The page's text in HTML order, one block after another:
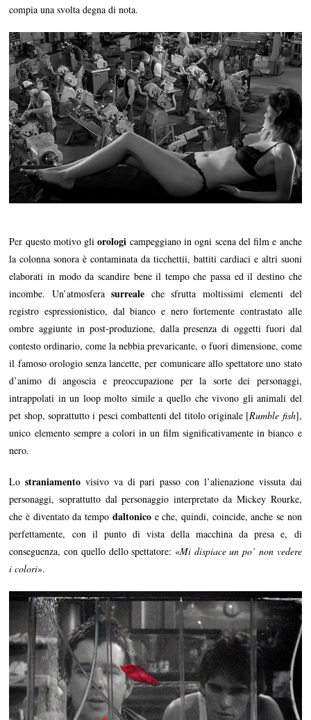
compia una svolta degna di nota.
Per questo motivo gliorologi campeggiano in ogni scena del film e anche
la colonna sonora è contaminata da ticchettii, battiti cardiaci e altri suoni
elaborati in modo da scandire bene il tempo che passa ed il destino che
incombe. Un’atmosferasurreale che sfrutta moltissimi elementi del
registro espressionistico, dal bianco e nero fortemente contrastato alle
ombre aggiunte in post-produzione, dalla presenza di oggetti fuori dal
contesto ordinario, come la nebbia prevaricante, o fuori dimensione, come
il famoso orologio senza lancette, per comunicare allo spettatore uno stato
d’animo di angoscia e preoccupazione per la sorte dei personaggi,
intrappolati in un loop molto simile a quello che vivono gli animali del
pet shop, soprattutto i pesci combattenti del titolo originale [Rumble fish],
unico elemento sempre a colori in un film significativamente in bianco e
nero.
Lostraniamento visivo va di pari passo con l’alienazione vissuta dai
personaggi, soprattutto dal personaggio interpretato da Mickey Rourke,
che è diventato da tempo daltonicoe che, quindi, coincide, anche se non
perfettamente, con il punto di vista della macchina da presa e, di
conseguenza, con quello dello spettatore: «Mi dispiace un po’ non vedere
i colori».